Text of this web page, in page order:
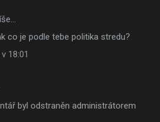
co je podle tebe politika stredu?
18:01
byl odstraněn administrátorem